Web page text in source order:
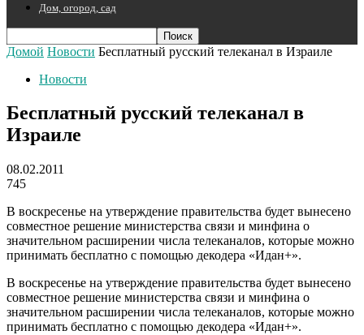
Дом, огород, сад
Домой Новости Бесплатный русский телеканал в Израиле
Новости
Бесплатный русский телеканал в
Израиле
08.02.2011
745
В воскресенье на утверждение правительства будет вынесено
совместное решение министерства связи и минфина о
значительном расширении числа телеканалов, которые можно
принимать бесплатно с помощью декодера «Идан+».
В воскресенье на утверждение правительства будет вынесено
совместное решение министерства связи и минфина о
значительном расширении числа телеканалов, которые можно
принимать бесплатно с помощью декодера «Идан+».